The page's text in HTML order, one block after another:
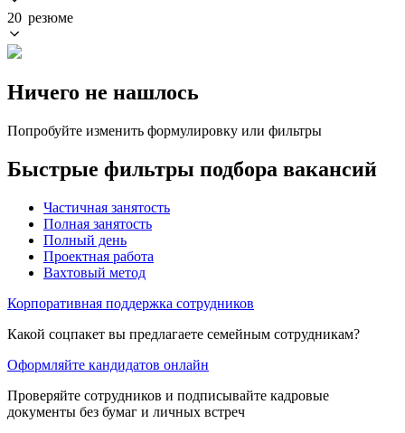
20 резюме
Ничего не нашлось
Попробуйте изменить формулировку или фильтры
Быстрые фильтры подбора вакансий
Частичная занятость
Полная занятость
Полный день
Проектная работа
Вахтовый метод
Корпоративная поддержка сотрудников
Какой соцпакет вы предлагаете семейным сотрудникам?
Оформляйте кандидатов онлайн
Проверяйте сотрудников и подписывайте кадровые
документы без бумаг и личных встреч